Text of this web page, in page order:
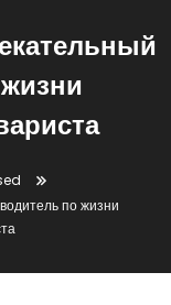
по жизни